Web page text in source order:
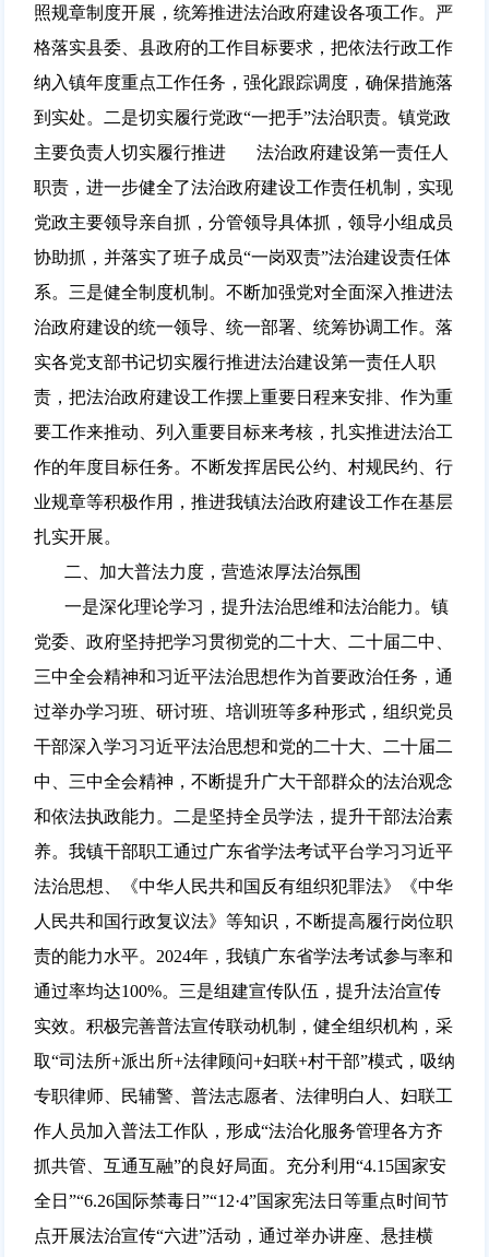
照规章制度开展，统筹推进法治政府建设各项工作。严
格落实县委、县政府的工作目标要求，把依法行政工作
纳入镇年度重点工作任务，强化跟踪调度，确保措施落
到实处。二是切实履行党政“一把手”法治职责。镇党政
主要负责人切实履行推进 法治政府建设第一责任人
职责，进一步健全了法治政府建设工作责任机制，实现
党政主要领导亲自抓，分管领导具体抓，领导小组成员
协助抓，并落实了班子成员“一岗双责”法治建设责任体
系。三是健全制度机制。不断加强党对全面深入推进法
治政府建设的统一领导、统一部署、统筹协调工作。落
实各党支部书记切实履行推进法治建设第一责任人职
责，把法治政府建设工作摆上重要日程来安排、作为重
要工作来推动、列入重要目标来考核，扎实推进法治工
作的年度目标任务。不断发挥居民公约、村规民约、行
业规章等积极作用，推进我镇法治政府建设工作在基层
扎实开展。
二、加大普法力度，营造浓厚法治氛围
一是深化理论学习，提升法治思维和法治能力。镇
党委、政府坚持把学习贯彻党的二十大、二十届二中、
三中全会精神和习近平法治思想作为首要政治任务，通
过举办学习班、研讨班、培训班等多种形式，组织党员
干部深入学习习近平法治思想和党的二十大、二十届二
中、三中全会精神，不断提升广大干部群众的法治观念
和依法执政能力。二是坚持全员学法，提升干部法治素
养。我镇干部职工通过广东省学法考试平台学习习近平
法治思想、《中华人民共和国反有组织犯罪法》《中华
人民共和国行政复议法》等知识，不断提高履行岗位职
责的能力水平。2024年，我镇广东省学法考试参与率和
通过率均达100%。三是组建宣传队伍，提升法治宣传
实效。积极完善普法宣传联动机制，健全组织机构，采
取“司法所+派出所+法律顾问+妇联+村干部”模式，吸纳
专职律师、民辅警、普法志愿者、法律明白人、妇联工
作人员加入普法工作队，形成“法治化服务管理各方齐
抓共管、互通互融”的良好局面。充分利用“4.15国家安
全日”“6.26国际禁毒日”“12·4”国家宪法日等重点时间节
点开展法治宣传“六进”活动，通过举办讲座、悬挂横